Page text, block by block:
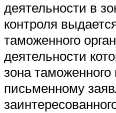
деятельности в
контроля
таможенного
деятельности
зона таможенного
письменному